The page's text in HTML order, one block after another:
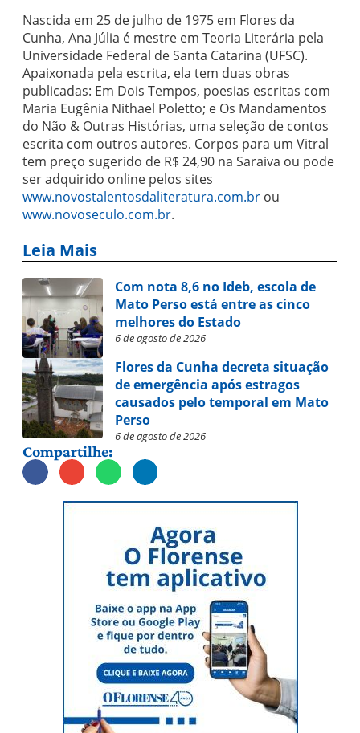
Nascida em 25 de julho de 1975 em Flores da
Cunha, Ana Júlia é mestre em Teoria Literária pela
Universidade Federal de Santa Catarina (UFSC).
Apaixonada pela escrita, ela tem duas obras
publicadas: Em Dois Tempos, poesias escritas com
Maria Eugênia Nithael Poletto; e Os Mandamentos
do Não & Outras Histórias, uma seleção de contos
escrita com outros autores. Corpos para um Vitral
tem preço sugerido de R$ 24,90 na Saraiva ou pode
ser adquirido online pelos sites
www.novostalentosdaliteratura.com.br ou
www.novoseculo.com.br.
Leia Mais
Com nota 8,6 no Ideb, escola de
Mato Perso está entre as cinco
melhores do Estado
6 de agosto de 2026
Flores da Cunha decreta situação
de emergência após estragos
causados pelo temporal em Mato
Perso
6 de agosto de 2026
Compartilhe: